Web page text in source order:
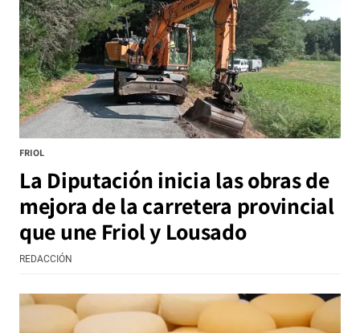
FRIOL
La Diputación inicia las obras de
mejora de la carretera provincial
que une Friol y Lousado
REDACCIÓN